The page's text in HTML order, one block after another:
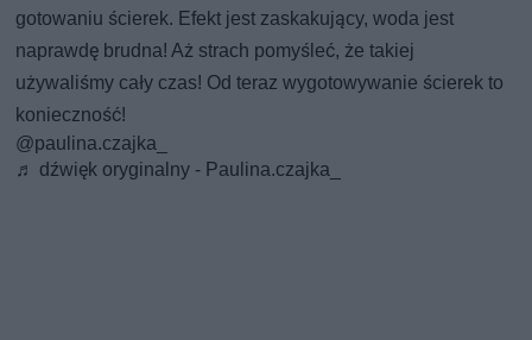
gotowaniu ścierek. Efekt jest zaskakujący, woda jest
naprawdę brudna! Aż strach pomyśleć, że takiej
używaliśmy cały czas! Od teraz wygotowywanie ścierek to
konieczność!
@paulina.czajka_
♬ dźwięk oryginalny - Paulina.czajka_